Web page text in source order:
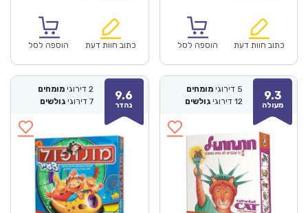
₪98.00.
כתוב חוות דעת הוספה לסל
₪227.00.
₪159.00.
כתוב חוות דעת הוספה לסל
9.3
מעולה
5 דירוגי מומחים
12 דירוגי גולשים 9.6
נהדר
2 דירוגי מומחים
7 דירוגי גולשים